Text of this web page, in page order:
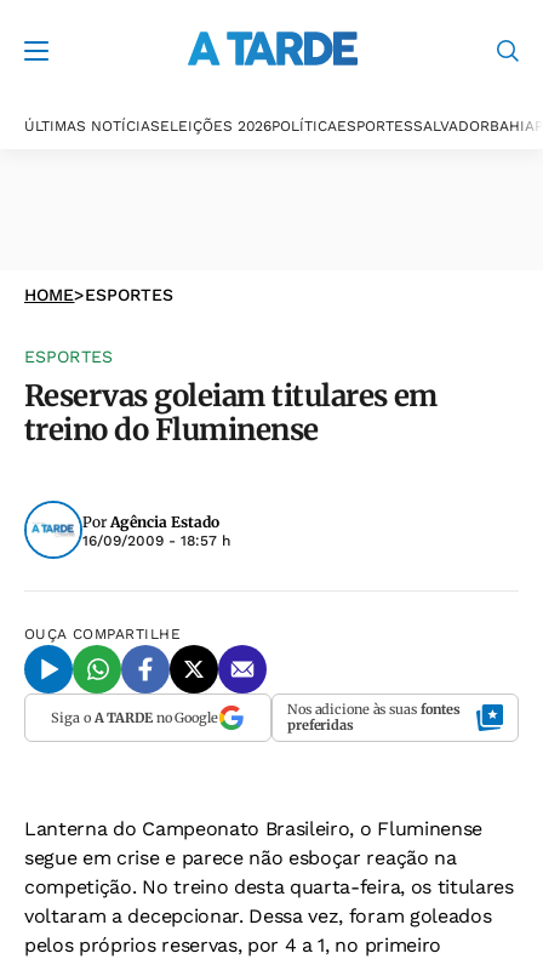
ÚLTIMAS NOTÍCIASELEIÇÕES 2026POLÍTICAESPORTESSALVADORBAHIA
HOME>ESPORTES
ESPORTES
Reservas goleiam titulares em
treino do Fluminense
PorAgência Estado
16/09/2009 - 18:57 h
OUÇA COMPARTILHE
Siga o A TARDEno Google Nos adicione às suas fontes
preferidas
Lanterna do Campeonato Brasileiro, o Fluminense
segue em crise e parece não esboçar reação na
competição. No treino desta quarta-feira, os titulares
voltaram a decepcionar. Dessa vez, foram goleados
pelos próprios reservas, por 4 a 1, no primeiro